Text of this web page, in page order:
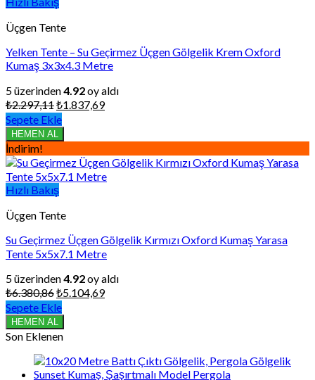
Üçgen Tente
Yelken Tente – Su Geçirmez Üçgen Gölgelik Krem Oxford
Kumaş 3x3x4.3 Metre
5 üzerinden4.92oy aldı
₺2.297,11Orijinal
fiyat:
₺2.297,11.
₺1.837,69Şu
₺1.837,69.
Sepete Ekle
HEMEN AL
İndirim!
Hızlı Bakış
Üçgen Tente
Su Geçirmez Üçgen Gölgelik Kırmızı Oxford Kumaş Yarasa
Tente 5x5x7.1 Metre
5 üzerinden4.92oy aldı
₺6.380,86Orijinal
fiyat:
₺6.380,86.
₺5.104,69Şu
Sepete Ekle
HEMEN AL
Son Eklenen